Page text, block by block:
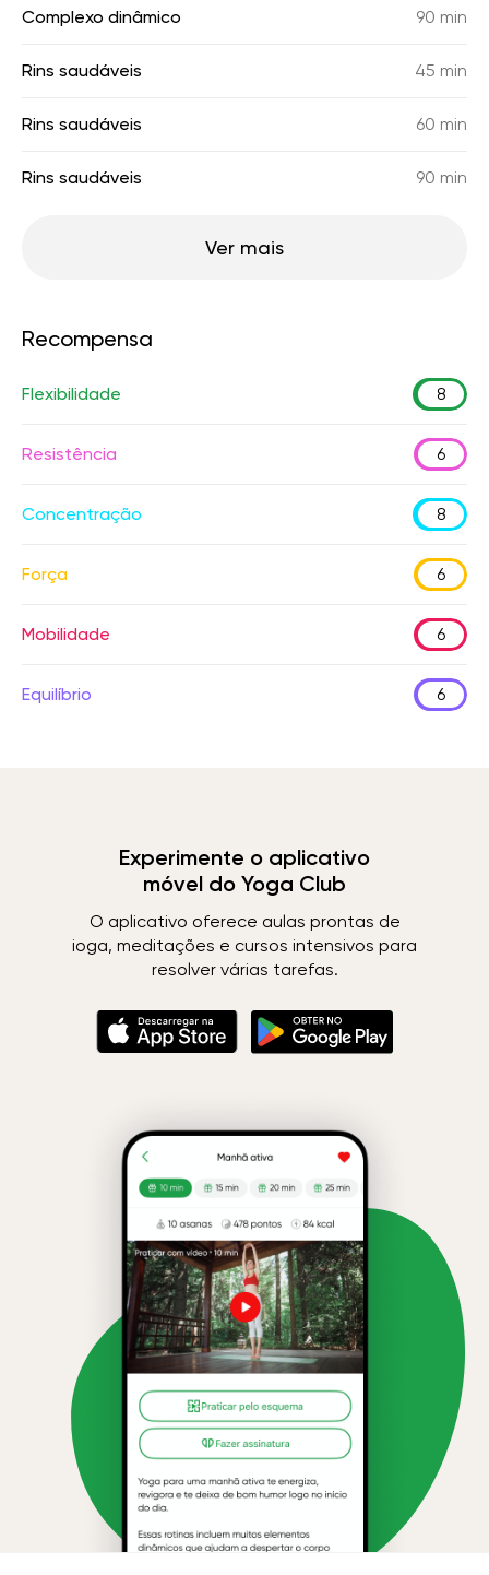
Complexo dinâmico 90 min
Rins saudáveis 45 min
Rins saudáveis 60 min
Rins saudáveis 90 min
Ver mais
Recompensa
Flexibilidade 8
Resistência 6
Concentração 8
Força 6
Mobilidade 6
Equilíbrio 6
Experimente o aplicativo
móvel do Yoga Club
O aplicativo oferece aulas prontas de
ioga, meditações e cursos intensivos para
resolver várias tarefas.